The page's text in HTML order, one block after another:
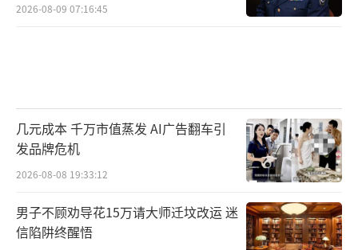
2026-08-09 07:16:45
几元成本 千万市值蒸发 AI广告翻车引
发品牌危机
2026-08-08 19:33:12
男子不顾劝导花15万请大师迁坟改运 迷
信陷阱终醒悟